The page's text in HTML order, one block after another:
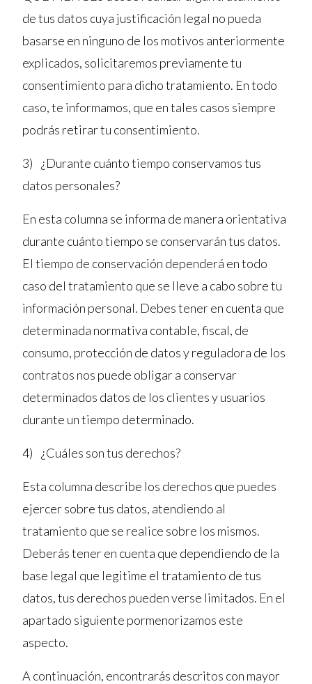
de tus datos cuya justificación legal no pueda
basarse en ninguno de los motivos anteriormente
explicados, solicitaremos previamente tu
consentimiento para dicho tratamiento. En todo
caso, te informamos, que en tales casos siempre
podrás retirar tu consentimiento.
3) ¿Durante cuánto tiempo conservamos tus
datos personales?
En esta columna se informa de manera orientativa
durante cuánto tiempo se conservarán tus datos.
El tiempo de conservación dependerá en todo
caso del tratamiento que se lleve a cabo sobre tu
información personal. Debes tener en cuenta que
determinada normativa contable, fiscal, de
consumo, protección de datos y reguladora de los
contratos nos puede obligar a conservar
determinados datos de los clientes y usuarios
durante un tiempo determinado.
4) ¿Cuáles son tus derechos?
Esta columna describe los derechos que puedes
ejercer sobre tus datos, atendiendo al
tratamiento que se realice sobre los mismos.
Deberás tener en cuenta que dependiendo de la
base legal que legitime el tratamiento de tus
datos, tus derechos pueden verse limitados. En el
apartado siguiente pormenorizamos este
aspecto.
A continuación, encontrarás descritos con mayor